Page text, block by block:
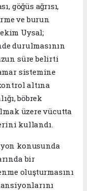
göğüs ağrısı,
ve burun
Uysal;
durulmasının
süre belirti
sistemine
altına
böbrek
üzere vücutta
kullandı.
konusunda
bir
oluşturmasını